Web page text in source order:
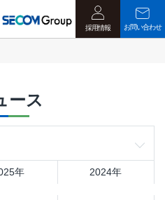
採用情報 お問い合わせ
ース
年 2024年